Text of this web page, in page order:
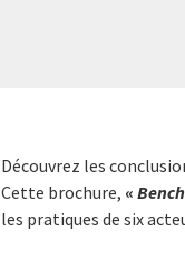
Découvrez les
Cette brochure, «
les pratiques de six